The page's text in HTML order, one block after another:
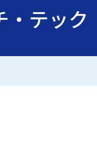
・テック